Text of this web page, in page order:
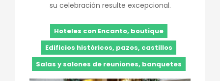
su celebración resulte excepcional.
Hoteles con Encanto, boutique
Edificios históricos, pazos, castillos
Salas y salones de reuniones, banquetes